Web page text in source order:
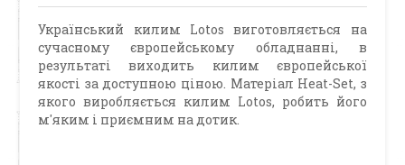
Український килим Lotos виготовляється на
сучасному європейському обладнанні, в
результаті виходить килим європейської
якості за доступною ціною. Матеріал Heat-Set, з
якого виробляється килим Lotos, робить його
м'яким і приємним на дотик.